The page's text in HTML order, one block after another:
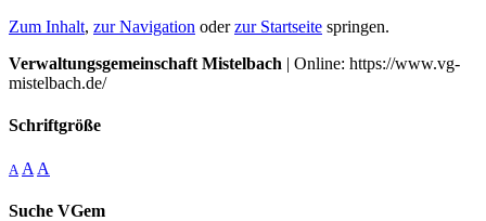
Zum Inhalt, zur Navigation oderzur Startseite springen.
Verwaltungsgemeinschaft Mistelbach | Online: https://www.vg-
mistelbach.de/
Schriftgröße
A A A
Suche VGem